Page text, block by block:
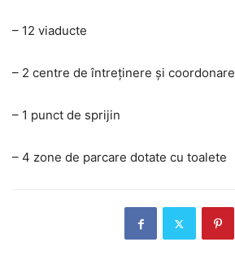
– 12 viaducte
– 2 centre de întreținere și coordonare
– 1 punct de sprijin
– 4 zone de parcare dotate cu toalete